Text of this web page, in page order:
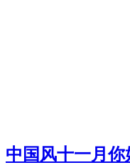
中国风十一月